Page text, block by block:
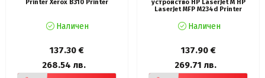
Printer Xerox B310 Printer
Наличен
137.30 €
268.54 лв.
устройство HP LaserJet M HP
LaserJet MFP M234d Printer
Наличен
137.90 €
269.71 лв.